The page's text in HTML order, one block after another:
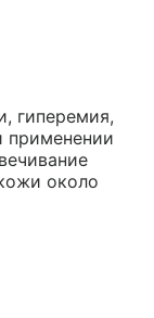
гиперемия,
применении
около